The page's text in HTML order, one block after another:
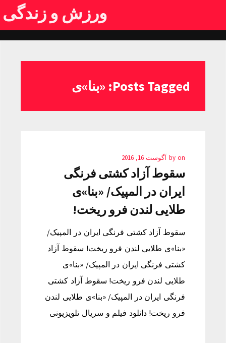
ورزش و زندگی
Posts Tagged: «بنا»ی
by on آگوست 16, 2016
سقوط آزاد کشتی فرنگی
ایران در المپیک/ «بنا»ی
طلایی لندن فرو ریخت!
سقوط آزاد کشتی فرنگی ایران در المپیک/
«بنا»ی طلایی لندن فرو ریخت! سقوط آزاد
کشتی فرنگی ایران در المپیک/ «بنا»ی
طلایی لندن فرو ریخت! سقوط آزاد کشتی
فرنگی ایران در المپیک/ «بنا»ی طلایی لندن
فرو ریخت! دانلود فیلم و سریال تلویزیونی